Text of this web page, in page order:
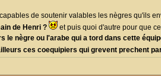
de soutenir valables les nègres qu'ils
de Henri ?
et puis quoi d'autre pour que
le nègre ou l'arabe qui a tord dans cette
ces coequipiers qui grevent prechent